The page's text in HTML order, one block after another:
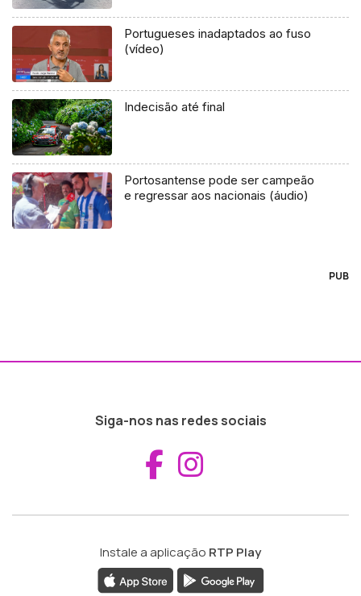
Portugueses inadaptados ao fuso
(vídeo)
Indecisão até final
Portosantense pode ser campeão
e regressar aos nacionais (áudio)
PUB
Siga-nos nas redes sociais
Aceder ao
Instale a aplicação RTP Play